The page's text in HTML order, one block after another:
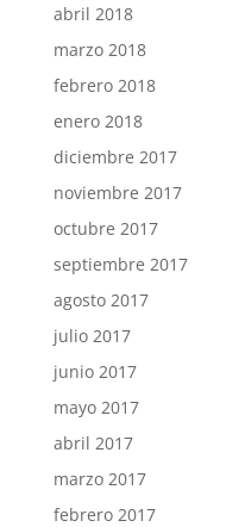
abril 2018
marzo 2018
febrero 2018
enero 2018
diciembre 2017
noviembre 2017
octubre 2017
septiembre 2017
agosto 2017
julio 2017
junio 2017
mayo 2017
abril 2017
marzo 2017
febrero 2017